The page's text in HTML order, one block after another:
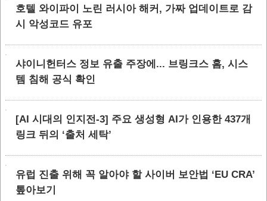
호텔 와이파이 노린 러시아 해커, 가짜 업데이트로 감
시 악성코드 유포
샤이니헌터스 정보 유출 주장에... 브링크스 홈, 시스
템 침해 공식 확인
[AI 시대의 인지전-3] 주요 생성형 AI가 인용한 437개
링크 뒤의 ‘출처 세탁’
유럽 진출 위해 꼭 알아야 할 사이버 보안법 ‘EU CRA’
톺아보기